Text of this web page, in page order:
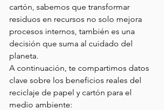
cartón, sabemos que transformar
residuos en recursos no solo mejora
procesos internos, también es una
decisión que suma al cuidado del
planeta.
A continuación, te compartimos datos
clave sobre los beneficios reales del
reciclaje de papel y cartón para el
medio ambiente: